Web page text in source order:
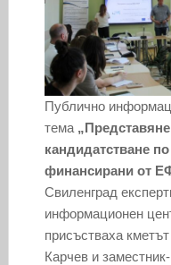
Публично
тема
кандидатстване
финансирани от
Свиленград
информационен
присъстваха
Карчев и